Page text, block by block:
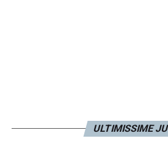
ULTIMISSIME